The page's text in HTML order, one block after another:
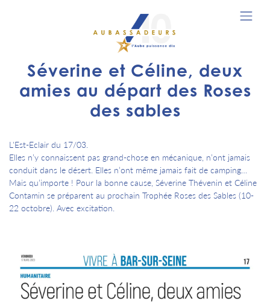
Séverine et Céline, deux
amies au départ des Roses
des sables
L'Est-Eclair du 17/03.
Elles n’y connaissent pas grand-chose en mécanique, n’ont jamais
conduit dans le désert. Elles n’ont même jamais fait de camping…
Mais qu’importe ! Pour la bonne cause, Séverine Thévenin et Céline
Contamin se préparent au prochain Trophée Roses des Sables (10-
22 octobre). Avec excitation.